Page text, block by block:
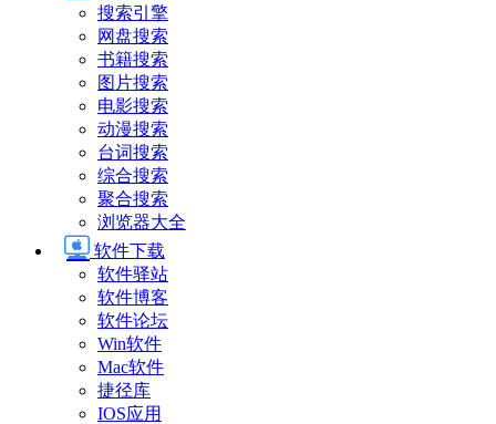
搜索引擎
网盘搜索
书籍搜索
图片搜索
电影搜索
动漫搜索
台词搜索
综合搜索
聚合搜索
浏览器大全
软件下载
软件驿站
软件博客
软件论坛
Win软件
Mac软件
捷径库
IOS应用